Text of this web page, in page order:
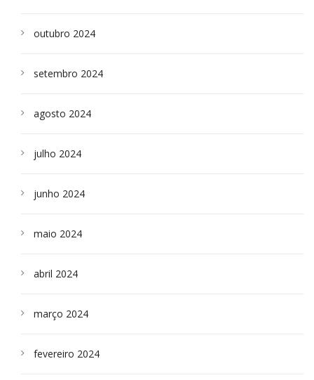
outubro 2024
setembro 2024
agosto 2024
julho 2024
junho 2024
maio 2024
abril 2024
março 2024
fevereiro 2024